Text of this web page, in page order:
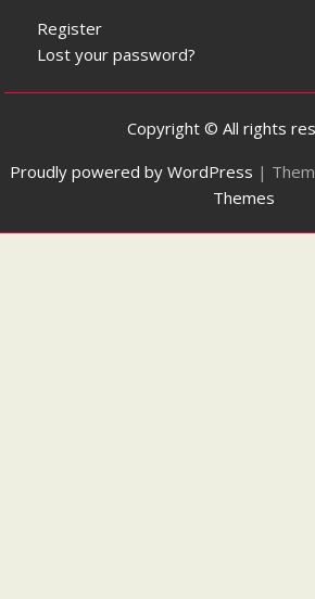
Register
Lost your password?
Copyright © All rights
Proudly powered by WordPress |
Themes